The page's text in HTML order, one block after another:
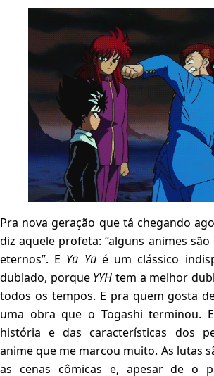
Pra nova geração que tá chegando
diz aquele profeta: “alguns animes
eternos”. E Yū Yūé um clássico
dublado, porque YYH tem a melhor
todos os tempos. E pra quem gosta
uma obra que o Togashi terminou.
história e das características dos
anime que me marcou muito. As lutas
as cenas cômicas e, apesar de o